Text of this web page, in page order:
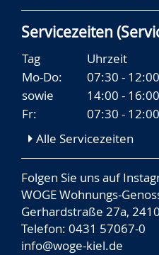
Servicezeiten
Tag
Uhrzeit
Mo-Do:
07:30 -
sowie
14:00 -
Fr:
07:30 -
Alle Servicezeiten
Folgen Sie uns auf
WOGE Wohnungs-
Gerhardstraße 27a,
Telefon: 0431 57067-0
info@woge-kiel.de